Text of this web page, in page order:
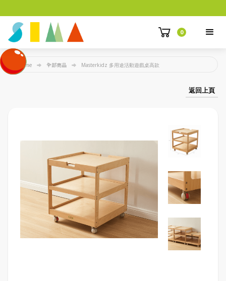
0
Home 全部商品 Masterkidz 多用途活動遊戲桌高款
返回上頁